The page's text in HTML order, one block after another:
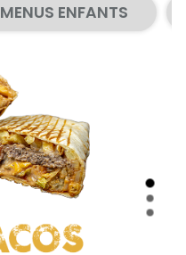
MENUS ENFANTS